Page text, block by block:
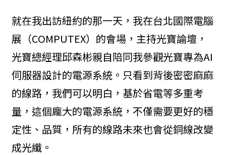
就在我出訪紐約的那一天，我在台北國際電腦
展（COMPUTEX）的會場，主持光寶論壇，
光寶總經理邱森彬親自陪同我參觀光寶專為AI
伺服器設計的電源系統。只看到背後密密麻麻
的線路，我們可以明白，基於省電等多重考
量，這個龐大的電源系統，不僅需要更好的穩
定性、品質，所有的線路未來也會從銅線改變
成光纖。